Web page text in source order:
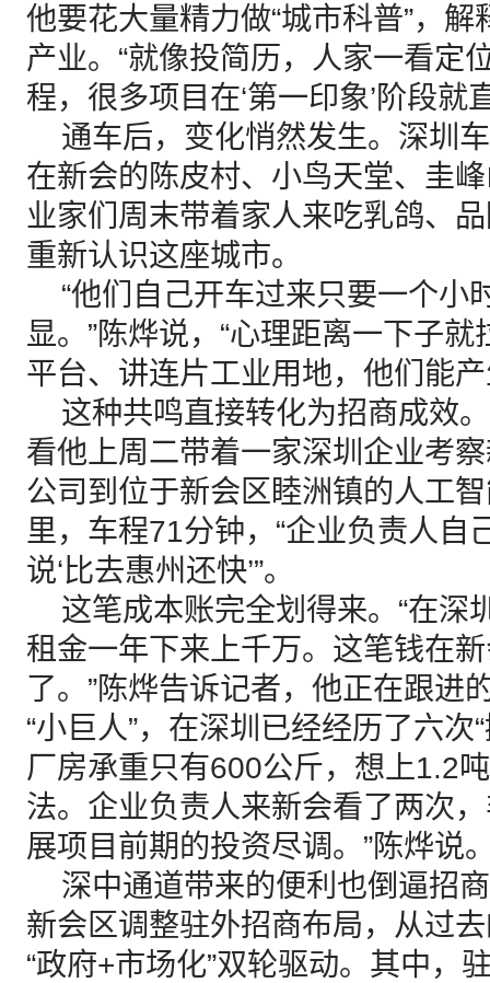
他要花大量精力做“城市科普”，
产业。“就像投简历，人家一看定
程，很多项目在‘第一印象’阶段就
通车后，变化悄然发生。深圳
在新会的陈皮村、小鸟天堂、圭
业家们周末带着家人来吃乳鸽、
重新认识这座城市。
“他们自己开车过来只要一个小
显。”陈烨说，“心理距离一下子
平台、讲连片工业用地，他们能
这种共鸣直接转化为招商成效
看他上周二带着一家深圳企业考
公司到位于新会区睦洲镇的人工
里，车程71分钟，“企业负责人自
说‘比去惠州还快’”。
这笔成本账完全划得来。“在深
租金一年下来上千万。这笔钱在
了。”陈烨告诉记者，他正在跟进
“小巨人”，在深圳已经经历了六次
厂房承重只有600公斤，想上1.2
法。企业负责人来新会看了两次
展项目前期的投资尽调。”陈烨说
深中通道带来的便利也倒逼招
新会区调整驻外招商布局，从过
“政府+市场化”双轮驱动。其中，